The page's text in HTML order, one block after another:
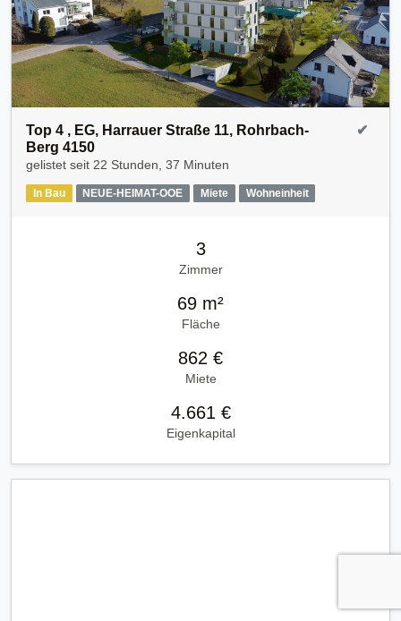
Top 4 , EG, Harrauer Straße 11, Rohrbach-
Berg 4150
gelistet seit 22 Stunden, 37 Minuten
In Bau NEUE-HEIMAT-OOE Miete Wohneinheit
✔
3
Zimmer
69 m²
Fläche
862 €
Miete
4.661 €
Eigenkapital